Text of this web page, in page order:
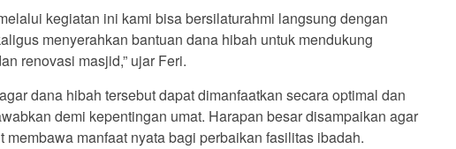
kegiatan ini kami bisa bersilaturahmi langsung dengan
menyerahkan bantuan dana hibah untuk mendukung
renovasi masjid,” ujar Feri.
dana hibah tersebut dapat dimanfaatkan secara optimal dan
demi kepentingan umat. Harapan besar disampaikan agar
membawa manfaat nyata bagi perbaikan fasilitas ibadah.